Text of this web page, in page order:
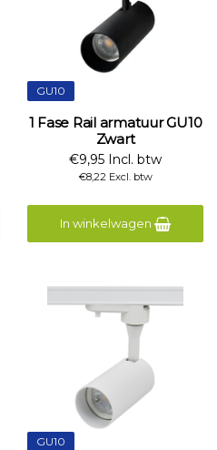
GU10
1 Fase Rail armatuur GU10
Zwart
€9,95 Incl. btw
€8,22 Excl. btw
In winkelwagen
GU10